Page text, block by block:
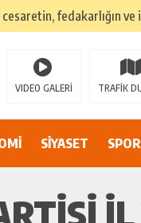
fedakarlığın
YARGI SİSTEMİ
İnönü Parkı Sahipsiz mi?
VIDEO GALERİ TRAFİK
SİYASET SPOR